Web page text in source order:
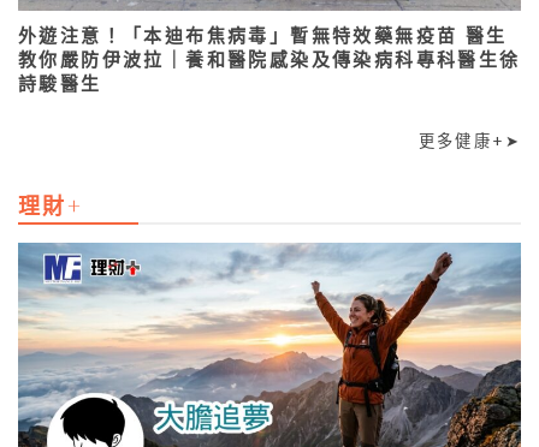
外遊注意！「本迪布焦病毒」暫無特效藥無疫苗 醫生
教你嚴防伊波拉｜養和醫院感染及傳染病科專科醫生徐
詩駿醫生
更多健康+➤
理財+